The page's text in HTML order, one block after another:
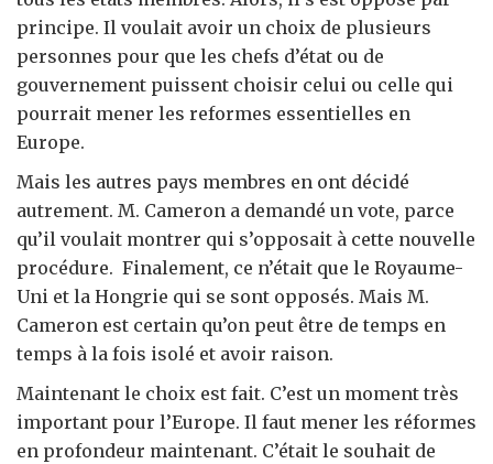
principe. Il voulait avoir un choix de plusieurs
personnes pour que les chefs d’état ou de
gouvernement puissent choisir celui ou celle qui
pourrait mener les reformes essentielles en
Europe.
Mais les autres pays membres en ont décidé
autrement. M. Cameron a demandé un vote, parce
qu’il voulait montrer qui s’opposait à cette nouvelle
procédure. Finalement, ce n’était que le Royaume-
Uni et la Hongrie qui se sont opposés. Mais M.
Cameron est certain qu’on peut être de temps en
temps à la fois isolé et avoir raison.
Maintenant le choix est fait. C’est un moment très
important pour l’Europe. Il faut mener les réformes
en profondeur maintenant. C’était le souhait de